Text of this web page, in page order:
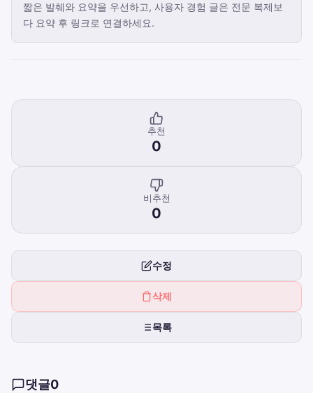
짧은 발췌와 요약을 우선하고, 사용자 경험 글은 전문 복제보
다 요약 후 링크로 연결하세요.
추천
0
비추천
0
수정
삭제
목록
댓글0